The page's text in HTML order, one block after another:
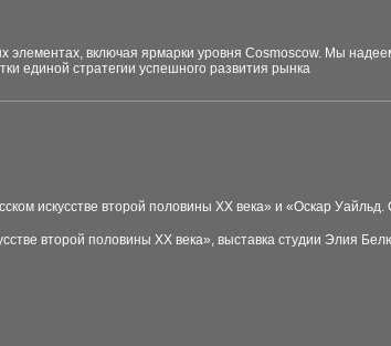
элементах, включая ярмарки уровня Cosmoscow. Мы
единой стратегии успешного развития рынка
искусстве второй половины XX века» и «Оскар Уайльд.
второй половины XX века», выставка студии Элия